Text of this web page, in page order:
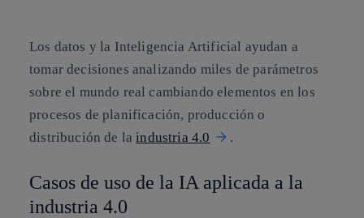
Los datos y la Inteligencia Artificial ayudan a
tomar decisiones analizando miles de parámetros
sobre el mundo real cambiando elementos en los
procesos de planificación, producción o
distribución de laindustria 4.0 .
Casos de uso de la IA aplicada a la
industria 4.0